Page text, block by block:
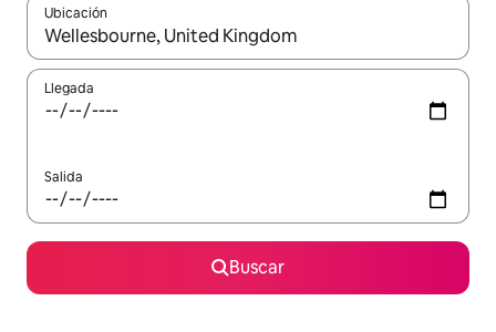
Ubicación
Cuando los resultados estén disponibles, podrás navegar
Llegada
Salida
Buscar